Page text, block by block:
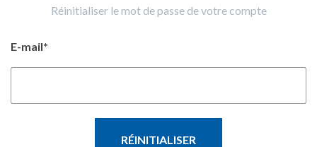
Réinitialiser le mot de passe de votre compte
E-mail*
RÉINITIALISER